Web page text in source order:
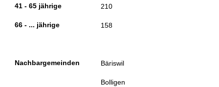
41 - 65 jährige 210
66 - ... jährige 158
Nachbargemeinden Bäriswil
Bolligen